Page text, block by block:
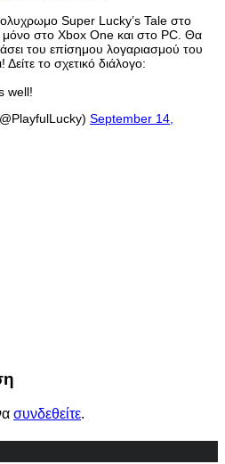
Super Lucky’s Tale στο
μόνο στο Xbox One και στο PC. Θα
του επίσημου λογαριασμού του
το σχετικό διάλογο:
well!
September 14,
συνδεθείτε.